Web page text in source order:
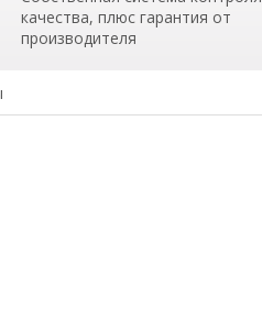
качества, плюс гарантия от
производителя